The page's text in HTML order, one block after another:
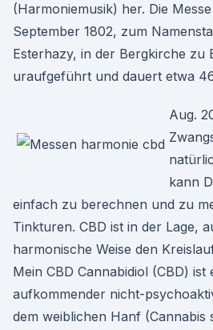
(Harmoniemusik) her. Die
September 1802, zum
Esterhazy, in der Bergkirche zu
uraufgeführt und dauert etwa
Aug.
kann
einfach zu berechnen und zu
Tinkturen. CBD ist in der Lage,
harmonische Weise den
Mein CBD Cannabidiol (CBD) ist
aufkommender nicht-
dem weiblichen Hanf (Cannabis